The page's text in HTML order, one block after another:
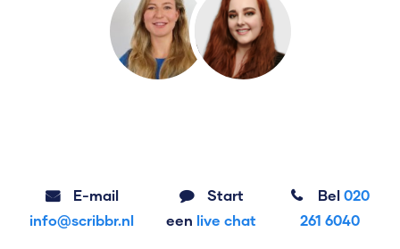
E-mail
info@scribbr.nl
Start
een live chat
Bel020
261 6040